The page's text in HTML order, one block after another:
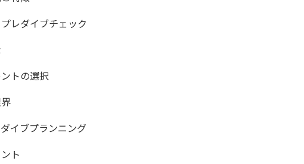
レダイブチェック
トの選択
イブプランニング
ト